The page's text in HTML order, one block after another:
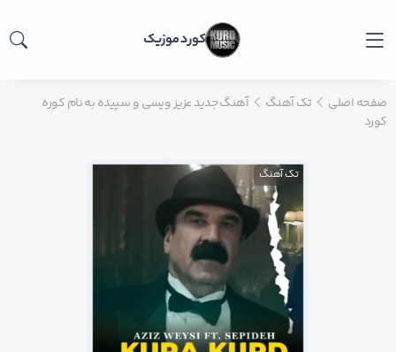
کورد موزیک
صفحه اصلی تک آهنگ
آهنگ جدید عزیز ویسی و سپیده به نام کوره
کورد
تک آهنگ